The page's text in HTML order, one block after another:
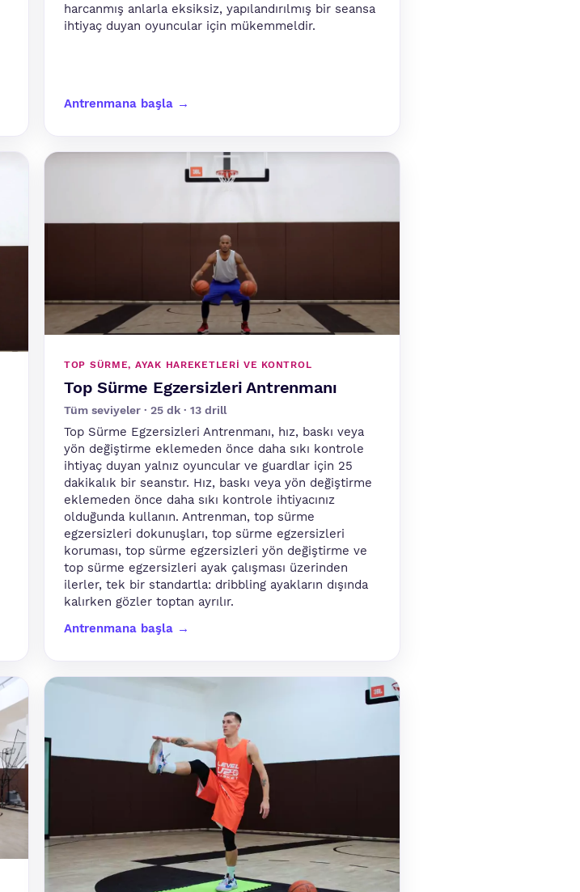
harcanmış anlarla eksiksiz, yapılandırılmış bir seansa
ihtiyaç duyan oyuncular için mükemmeldir.
Antrenmana başla →
TOP SÜRME, AYAK HAREKETLERI VE KONTROL
Top Sürme Egzersizleri Antrenmanı
Tüm seviyeler · 25 dk · 13 drill
Top Sürme Egzersizleri Antrenmanı, hız, baskı veya
yön değiştirme eklemeden önce daha sıkı kontrole
ihtiyaç duyan yalnız oyuncular ve guardlar için 25
dakikalık bir seanstır. Hız, baskı veya yön değiştirme
eklemeden önce daha sıkı kontrole ihtiyacınız
olduğunda kullanın. Antrenman, top sürme
egzersizleri dokunuşları, top sürme egzersizleri
koruması, top sürme egzersizleri yön değiştirme ve
top sürme egzersizleri ayak çalışması üzerinden
ilerler, tek bir standartla: dribbling ayakların dışında
kalırken gözler toptan ayrılır.
Antrenmana başla →